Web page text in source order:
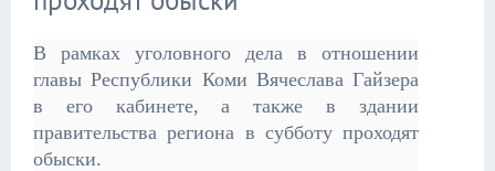
В рамках уголовного дела в отношении
главы Республики Коми Вячеслава Гайзера
в его кабинете, а также в здании
правительства региона в субботу проходят
обыски.